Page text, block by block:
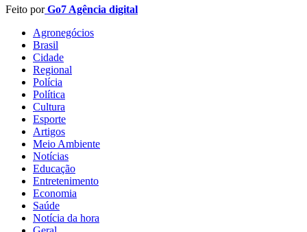
Feito porGo7 Agência digital
Agronegócios
Brasil
Cidade
Regional
Polícia
Política
Cultura
Esporte
Artigos
Meio Ambiente
Notícias
Educação
Entretenimento
Economia
Saúde
Notícia da hora